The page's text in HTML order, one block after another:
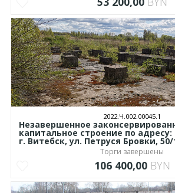
2022.Ч.002.00045.1
Незавершенное
капитальное строение по адресу:
г. Витебск, ул. Петруся Бровки, 50/
Торги завершены
106 400,00 BYN